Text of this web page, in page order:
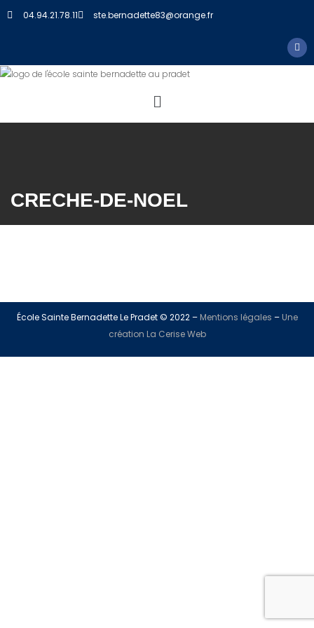
04.94.21.78.11 ste.bernadette83@orange.fr
CRECHE-DE-NOEL
École Sainte Bernadette Le Pradet © 2022 –Mentions légales –Une
création La Cerise Web